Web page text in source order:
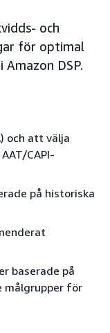
och
för optimal
DSP.
och att välja
CAPI-
på historiska
baserade på
målgrupper för